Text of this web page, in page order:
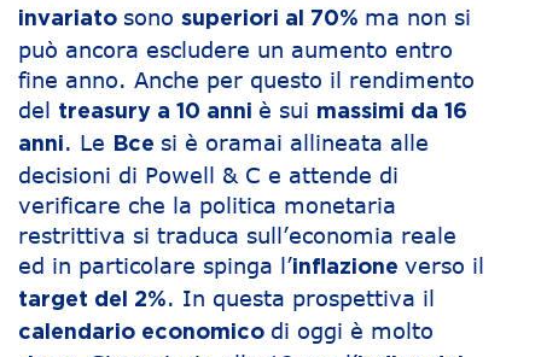
invariato sono superiori al 70% ma non si
può ancora escludere un aumento entro
fine anno. Anche per questo il rendimento
del treasury a 10 anni è sui massimi da 16
anni. Le Bce si è oramai allineata alle
decisioni di Powell & C e attende di
verificare che la politica monetaria
restrittiva si traduca sull’economia reale
ed in particolare spinga l’inflazione verso il
target del 2%. In questa prospettiva il
calendario economico di oggi è molto